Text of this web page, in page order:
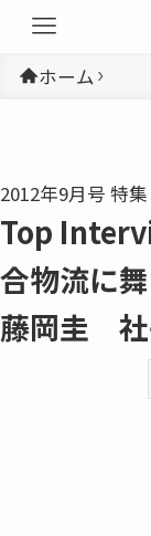
ホーム
2012年9月号 特集
Top
合物流に
藤岡圭